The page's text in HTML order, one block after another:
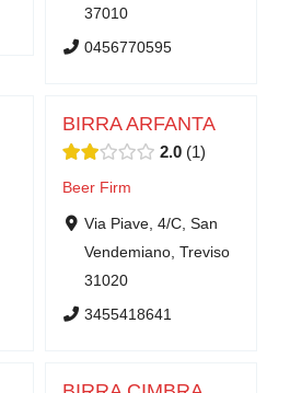
37010
0456770595
BIRRA ARFANTA
2.0 1
Beer Firm
Via Piave, 4/C, San
Vendemiano, Treviso
31020
3455418641